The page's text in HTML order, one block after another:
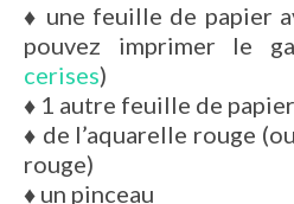
♦ une feuille de papier
pouvez imprimer le
cerises)
♦ 1 autre feuille de papier
♦ de l’aquarelle rouge
rouge)
♦ un pinceau